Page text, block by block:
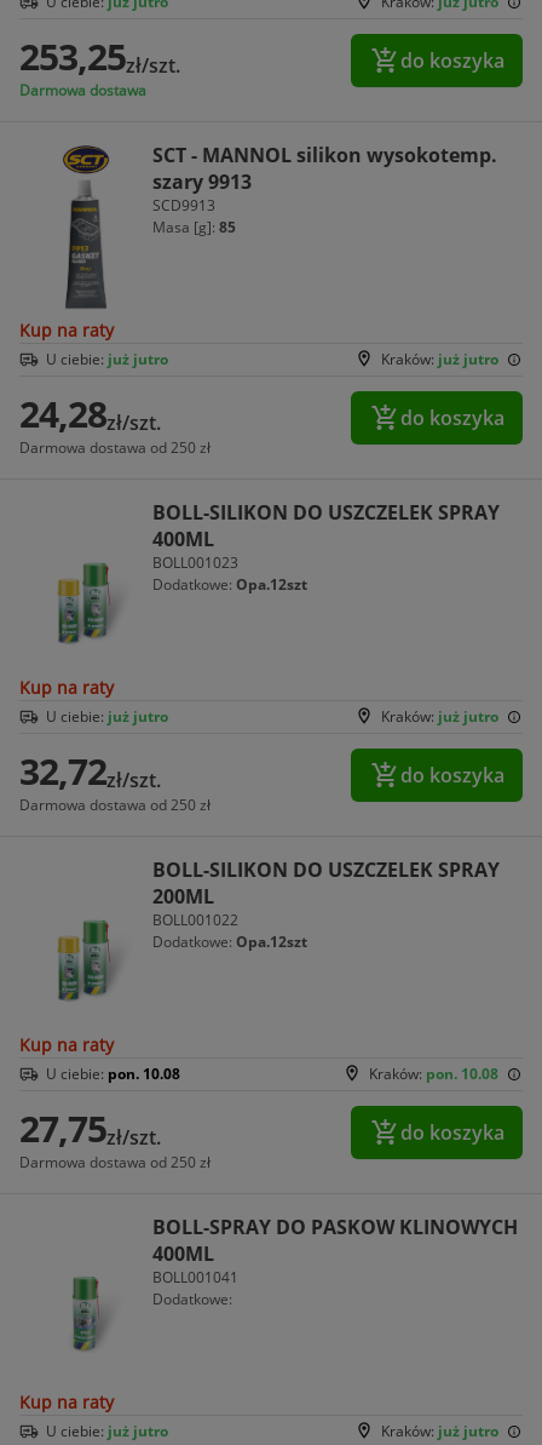
253,25zł/szt.
Darmowa dostawa
do koszyka
SCT - MANNOL silikon wysokotemp.
szary 9913
SCD9913
Masa [g]: 85
Kup na raty
Kraków: już jutro
U ciebie: już jutro
24,28zł/szt.
Darmowa dostawa od 250 zł
do koszyka
BOLL-SILIKON DO USZCZELEK SPRAY
400ML
BOLL001023
Dodatkowe: Opa.12szt
Kup na raty
Kraków: już jutro
U ciebie: już jutro
32,72zł/szt.
Darmowa dostawa od 250 zł
do koszyka
BOLL-SILIKON DO USZCZELEK SPRAY
200ML
BOLL001022
Dodatkowe: Opa.12szt
Kup na raty
Kraków: pon. 10.08
U ciebie: pon. 10.08
27,75zł/szt.
Darmowa dostawa od 250 zł
do koszyka
BOLL-SPRAY DO PASKOW KLINOWYCH
400ML
BOLL001041
Dodatkowe:
Kup na raty
Kraków: już jutro
U ciebie: już jutro